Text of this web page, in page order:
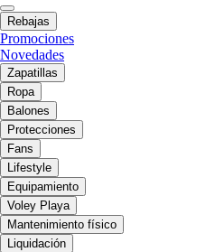
Rebajas
Promociones
Novedades
Zapatillas
Ropa
Balones
Protecciones
Fans
Lifestyle
Equipamiento
Voley Playa
Mantenimiento físico
Liquidación